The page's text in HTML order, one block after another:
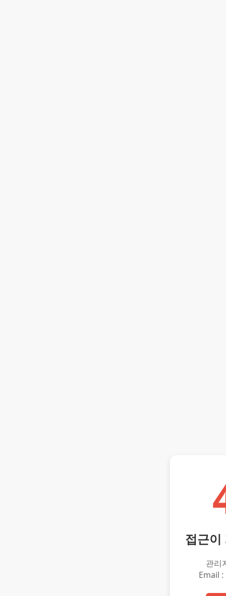
접근이
관리
Email